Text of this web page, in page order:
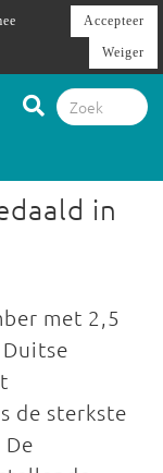
in
met 2,5
de sterkste
Accepteer
Weiger